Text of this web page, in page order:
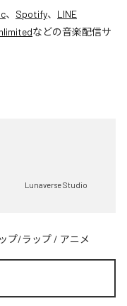
、 Spotify、 LINE
などの音楽配信サ
Lunaverse Studio
プ/ラップ / アニメ